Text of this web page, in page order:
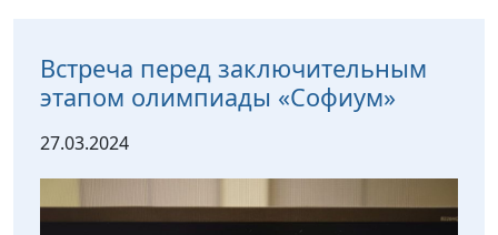
Встреча перед заключительным
этапом олимпиады «Софиум»
27.03.2024